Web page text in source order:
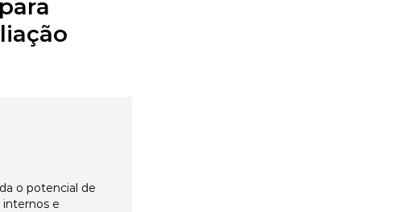
o potencial de
internos e